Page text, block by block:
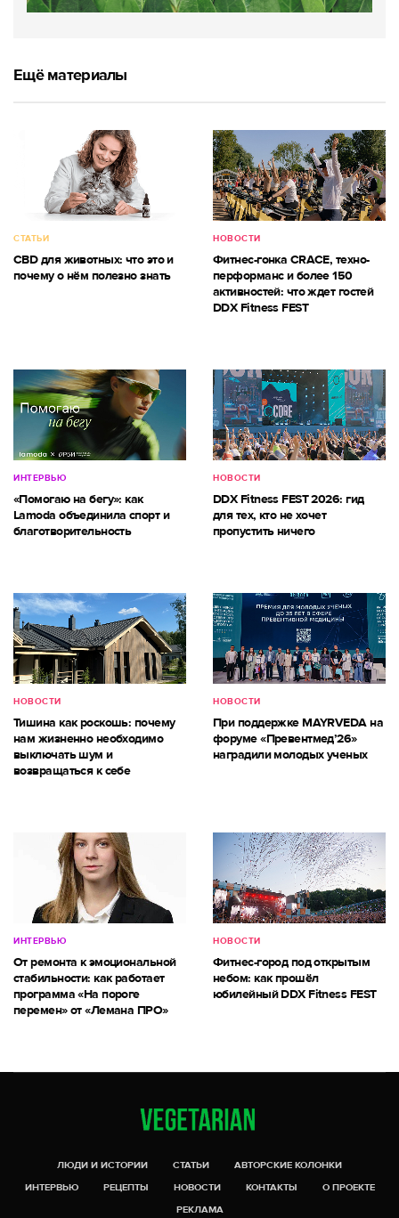
Ещё материалы
СТАТЬИ
CBD для животных: что это и
почему о нём полезно знать
НОВОСТИ
Фитнес-гонка CRACE, техно-
перформанс и более 150
активностей: что ждет гостей
DDX Fitness FEST
ИНТЕРВЬЮ
«Помогаю на бегу»: как
Lamoda объединила спорт и
благотворительность
НОВОСТИ
DDX Fitness FEST 2026: гид
для тех, кто не хочет
пропустить ничего
НОВОСТИ
Тишина как роскошь: почему
нам жизненно необходимо
выключать шум и
возвращаться к себе
НОВОСТИ
При поддержке MAYRVEDA на
форуме «Превентмед’26»
наградили молодых ученых
ИНТЕРВЬЮ
От ремонта к эмоциональной
стабильности: как работает
программа «На пороге
перемен» от «Лемана ПРО»
НОВОСТИ
Фитнес-город под открытым
небом: как прошёл
юбилейный DDX Fitness FEST
ЛЮДИ И ИСТОРИИ СТАТЬИ
АВТОРСКИЕ КОЛОНКИ
ИНТЕРВЬЮ
РЕЦЕПТЫ НОВОСТИ КОНТАКТЫ
О ПРОЕКТЕ
РЕКЛАМА